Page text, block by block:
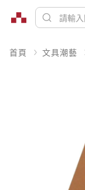
首頁 文具潮藝